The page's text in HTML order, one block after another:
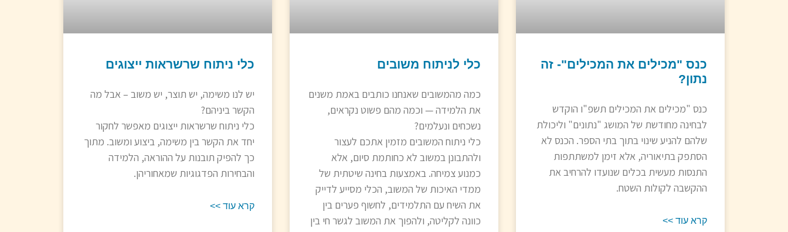
כנס "מכילים את המכילים"- זה
נתון?
כנס "מכילים את המכילים תשפ"ו הוקדש
לבחינה מחודשת של המושג "נתונים" וליכולת
שלהם להניע שינוי בתוך בתי הספר. הכנס לא
הסתפק בתיאוריה, אלא זימן למשתתפות
התנסות מעשית בכלים שנועדו להרחיב את
ההקשבה לקולות השטח.
קרא עוד >>
כלי לניתוח משובים
כמה מהמשובים שאנחנו כותבים באמת משנים
את הלמידה — וכמה מהם פשוט נקראים,
נשכחים ונעלמים?
כלי ניתוח המשובים מזמין אתכם לעצור
ולהתבונן במשוב לא כחותמת סיום, אלא
כמנוע צמיחה. באמצעות בחינה שיטתית של
ממדי האיכות של המשוב, הכלי מסייע לדייק
את השיח עם התלמידים, לחשוף פערים בין
כוונה לקליטה, ולהפוך את המשוב לגשר חי בין
כלי ניתוח שרשראות ייצוגים
יש לנו משימה, יש תוצר, יש משוב – אבל מה
הקשר ביניהם?
כלי ניתוח שרשראות ייצוגים מאפשר לחקור
יחד את הקשר בין משימה, ביצוע ומשוב. מתוך
כך להפיק תובנות על ההוראה, הלמידה
והבחירות הפדגוגיות שמאחוריהן.
קרא עוד >>